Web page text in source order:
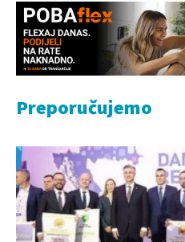
Preporučujemo